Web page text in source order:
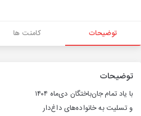
توضیحات کامنت ها
توضیحات
با یاد تمام جان‌باختگان دی‌ماه ١۴٠۴
و تسلیت به خانواده‌های داغ‌دار